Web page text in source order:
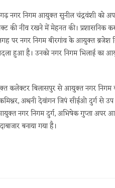
नगर निगम आयुक्त सुनील चंद्रवंशी को
नींव रखने में मेहनत की। प्रशासनिक
पर नगर निगम बीरगांव के आयुक्त ब्रजेश
हुआ है। उनको नगर निगम भिलाई का
कलेक्टर बिलासपुर से आयुक्त नगर
कमिश्नर, अश्वनी देवांगन जिपं सीईओ दुर्ग
नगर निगम दुर्ग, अभिषेक गुप्ता अपर
बनाया गया है।